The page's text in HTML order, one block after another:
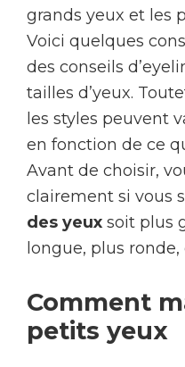
grands yeux et les
Voici quelques
des conseils
tailles d’yeux.
les styles peuvent
en fonction de ce
Avant de choisir,
clairement si vous
des yeux soit plus
longue, plus ronde,
Comment
petits yeux